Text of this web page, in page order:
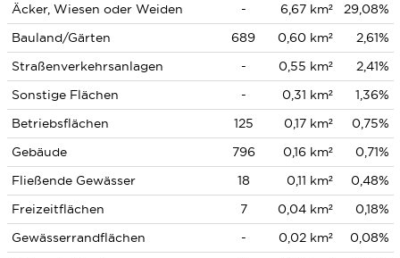
Äcker, Wiesen oder Weiden - 6,67 km²
29,08%
Bauland/Gärten
689 0,60 km²
2,61%
Straßenverkehrsanlagen
- 0,55 km²
2,41%
Sonstige Flächen
- 0,31 km²
1,36%
Betriebsflächen
125 0,17 km²
0,75%
Gebäude
796 0,16 km²
0,71%
Fließende Gewässer
18 0,11 km²
0,48%
Freizeitflächen
7 0,04 km²
0,18%
Gewässerrandflächen
- 0,02 km²
0,08%